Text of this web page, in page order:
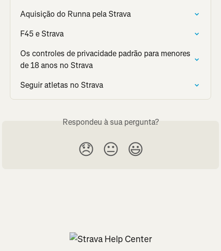
Aquisição do Runna pela Strava
F45 e Strava
Os controles de privacidade padrão para menores
de 18 anos no Strava
Seguir atletas no Strava
Respondeu à sua pergunta?
😞 😐 😃